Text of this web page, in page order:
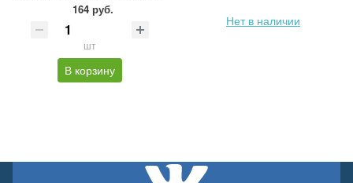
164 руб.
шт
В корзину
Нет в наличии